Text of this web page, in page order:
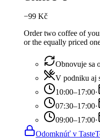
−99 Kč
Order two coffee of
or the equally priced
Obnovuje sa
V podniku aj
10:00–17:00·
07:30–17:00·
09:00–17:00·
Odomknúť v